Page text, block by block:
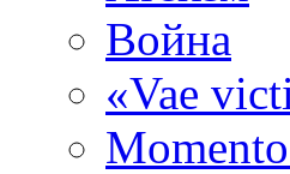
Война
«Vae